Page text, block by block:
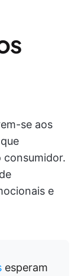
se aos
e
esperam